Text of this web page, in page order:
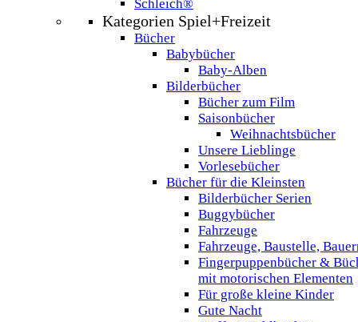
Schleich®
Kategorien Spiel+Freizeit
Bücher
Babybücher
Baby-Alben
Bilderbücher
Bücher zum Film
Saisonbücher
Weihnachtsbücher
Unsere Lieblinge
Vorlesebücher
Bücher für die Kleinsten
Bilderbücher Serien
Buggybücher
Fahrzeuge
Fahrzeuge, Baustelle,
Fingerpuppenbücher &
mit motorischen Elementen
Für große kleine Kinder
Gute Nacht